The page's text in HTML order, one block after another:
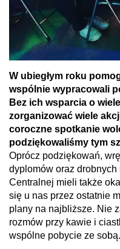
W ubiegłym roku
wspólnie wypracowali
Bez ich wsparcia o
zorganizować wiele
coroczne spotkanie
podziękowaliśmy tym
Oprócz podziękowań,
dyplomów oraz
Centralnej mieli także
się u nas przez ostatnie
plany na najbliższe. Nie
rozmów przy kawie i
wspólne pobycie ze sobą.